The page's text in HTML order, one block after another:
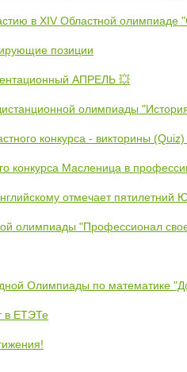
в XIV Областной олимпиаде
позиции
АПРЕЛЬ 💥
олимпиады
конкурса - викторины
конкурса Масленица в
отмечает пятилетний
олимпиады "Профессионал
Олимпиады по математике
в ЕТЭТе